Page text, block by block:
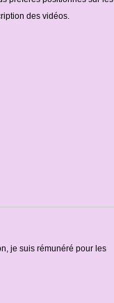
des vidéos.
je suis rémunéré pour les